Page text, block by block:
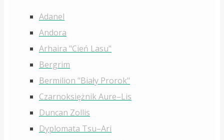
Adanel
Andora
Arhaira "Cień Lasu"
Bergrim
Bermilion "Biały Prorok"
Czarnoksiężnik Aure–Lis
Duncan Zollis
Dyplomata Tsu–Ari